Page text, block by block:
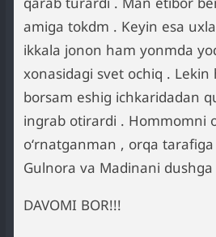
amiga tokdm . Keyin esa
ikkala jonon ham yonmda
xonasidagi svet ochiq .
borsam eshig ichkaridadan
ingrab otirardi . Hommomni
oʻrnatganman , orqa
Gulnora va Madinani
DAVOMI BOR!!!